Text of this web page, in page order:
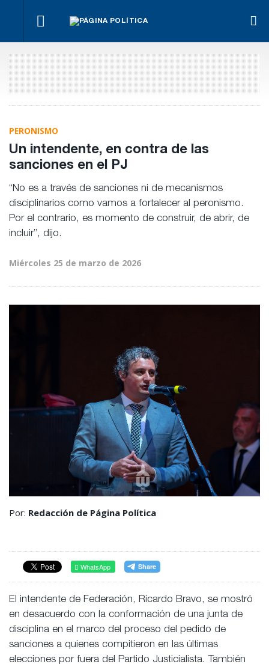
El
oficialismo
busca
proteger
la reforma
previsional
Hacer lo
aunque
sea lo más
difícil
con el
Poder
Judicial?
Para Bahl, la
ley “despoja
al Estado de
herramientas”
para la
pública
PERONISMO
Un intendente, en contra de las
sanciones en el PJ
“No es a través de sanciones ni de mecanismos
disciplinarios como vamos a fortalecer al peronismo.
Por el contrario, es momento de construir, de abrir, de
incluir”, dijo.
Miércoles 25 de marzo de 2026
Por: Redacción de Página Política
WhatsApp
El intendente de Federación, Ricardo Bravo, se mostró
en desacuerdo con la conformación de una junta de
disciplina en el marco del proceso del pedido de
sanciones a quienes compitieron en las últimas
elecciones por fuera del Partido Justicialista. También